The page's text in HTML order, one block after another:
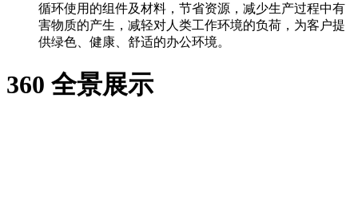
循环使用的组件及材料，节省资源，减少生产过程中有
害物质的产生，减轻对人类工作环境的负荷，为客户提
供绿色、健康、舒适的办公环境。
360 全景展示